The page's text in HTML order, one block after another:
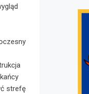
strefę